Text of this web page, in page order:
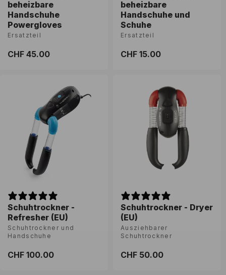
beheizbare
Handschuhe
Powergloves
Ersatzteil
Normaler
CHF 45.00
beheizbare
Handschuhe und
Schuhe
Ersatzteil
Normaler
CHF 15.00
Schuhtrockner -
Refresher (EU)
Schuhtrockner und
Handschuhe
Normaler
CHF 100.00
Schuhtrockner - Dryer
(EU)
Ausziehbarer
Schuhtrockner
Normaler
CHF 50.00